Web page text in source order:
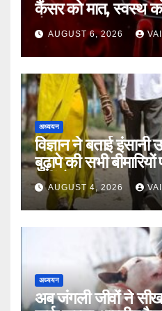
कैंसर को मात, स्वस्थ
होगा नुकसान
AUGUST 6, 2026
अध्ययन
विज्ञान ने बताई
बुढ़ापे की सभी
नहीं होगा ‘अमर’
AUGUST 4, 2026
अध्ययन
अब जंगली जीवों ने सीख